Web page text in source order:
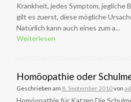
Krankheit, jedes Symptom, jegliche
gilt es zuerst, diese mögliche
Natürlich kann auch eines zum a...
Weiterlesen
Homöopathie oder
Geschrieben am 8. September 2010von
Homöopathie für Katzen Die